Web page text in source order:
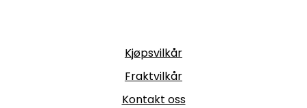
Kjøpsvilkår
Fraktvilkår
Kontakt oss